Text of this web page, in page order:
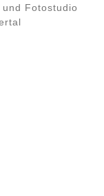
Fotostudio